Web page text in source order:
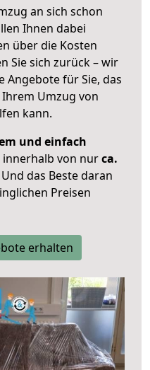
an sich schon
Ihnen dabei
über die Kosten
Sie sich zurück – wir
Angebote für Sie, das
Umzug von
kann.
und einfach
innerhalb von nurca.
das Beste daran
Preisen
erhalten